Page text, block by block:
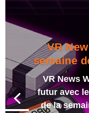
VR
semaine
VR News
futur avec
de la